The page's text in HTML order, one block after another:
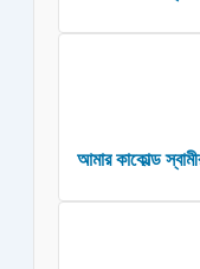
আমার কাকোল্ড